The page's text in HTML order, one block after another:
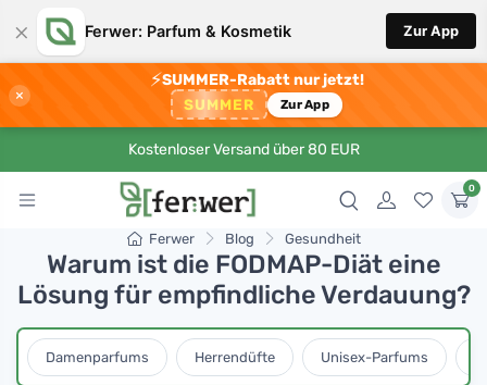
× Ferwer: Parfum & Kosmetik Zur App
×
⚡SUMMER-Rabatt nur jetzt!
SUMMER Zur App
Kostenloser Versand über 80 EUR
0
Ferwer Blog Gesundheit
Warum ist die FODMAP-Diät eine
Lösung für empfindliche Verdauung?
Damenparfums Herrendüfte Unisex-Parfums